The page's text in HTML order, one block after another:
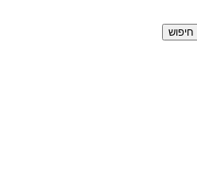
חיפוש